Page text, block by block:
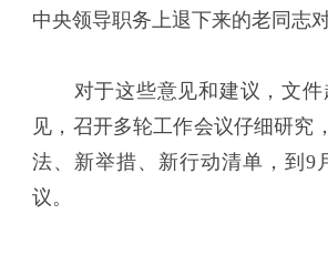
中央领导职务上退下来的老同志
对于这些意见和建议，文件
见，召开多轮工作会议仔细研究
法、新举措、新行动清单，到9
议。